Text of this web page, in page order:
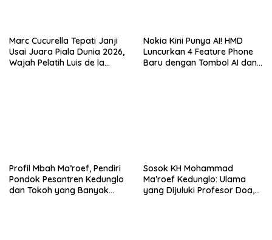
Marc Cucurella Tepati Janji
Usai Juara Piala Dunia 2026,
Wajah Pelatih Luis de la
Nokia Kini Punya AI! HMD
Luncurkan 4 Feature Phone
Baru dengan Tombol AI dan
Profil Mbah Ma’roef, Pendiri
Pondok Pesantren Kedunglo
dan Tokoh yang Banyak
Sosok KH Mohammad
Ma’roef Kedunglo: Ulama
yang Dijuluki Profesor Doa,